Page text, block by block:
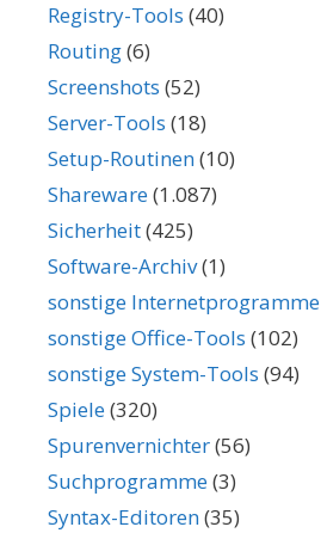
Registry-Tools (40)
Routing(6)
Screenshots (52)
Server-Tools (18)
Setup-Routinen(10)
Shareware(1.087)
Sicherheit(425)
Software-Archiv(1)
sonstige Internetprogramme
sonstige Office-Tools (102)
sonstige System-Tools (94)
Spiele(320)
Spurenvernichter(56)
Suchprogramme(3)
Syntax-Editoren(35)